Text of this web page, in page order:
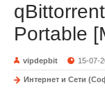
Portable
vipdepbit 15-07-
Интернет и Сети